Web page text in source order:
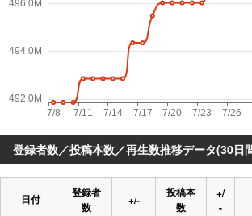
登録者数／投稿本数／再生数推移データ(30日
日付
登録者
数
+/-
投稿本
数
+/
-